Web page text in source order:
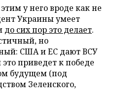
у него вроде как не
Украины умеет
до сих пор это делает.
но
США и ЕС дают ВСУ
приведет к победе
будущем (под
Зеленского,